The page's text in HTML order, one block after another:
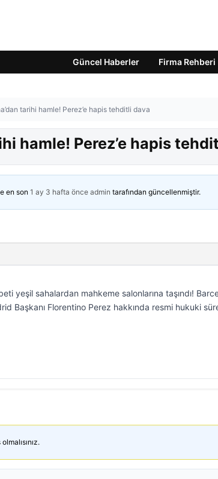
Güncel Haberler Firma Rehberi
tarihi hamle! Perez’e hapis tehditli dava
hamle! Perez’e hapis
en son 1 ay 3 hafta önce admin tarafından güncellenmiştir.
yeşil sahalardan mahkeme salonlarına taşındı!
Başkanı Florentino Perez hakkında resmi hukuki